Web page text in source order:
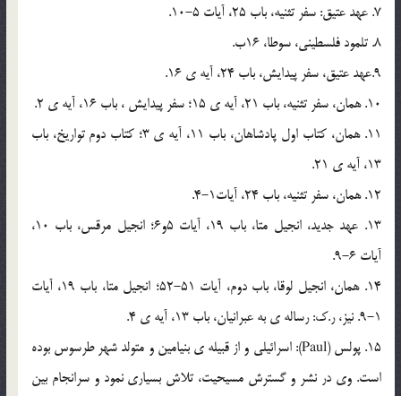
7. عهد عتيق: سفر تثنيه، باب 25، آيات 5-10.
8. تلمود فلسطيني، سوطا، 16ب.
9.عهد عتيق، سفر پيدايش، باب 24، آيه ي 16.
10. همان، سفر تثنيه، باب 21، آيه ي 15؛ سفر پيدايش ، باب 16، آيه ي 2.
11. همان، کتاب اول پادشاهان، باب 11، آيه ي 3؛ کتاب دوم تواريخ، باب
13، آيه ي 21.
12. همان، سفر تثنيه، باب 24، آيات1-4.
13. عهد جديد، انجيل متا، باب 19، آيات 5و6؛ انجيل مرقس، باب 10،
آيات 6-9.
14. همان، انجيل لوقا، باب دوم، آيات 51-52؛ انجيل متا، باب 19، آيات
1-9. نيز، ر.ک: رساله ي به عبرانيان، باب 13، آيه ي 4.
15. پولس (Paul): اسرائيلي و از قبيله ي بنيامين و متولد شهر طرسوس بوده
است. وي در نشر و گسترش مسيحيت، تلاش بسياري نمود و سرانجام بين